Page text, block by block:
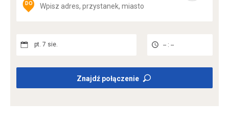
DO
pt. 7 sie. -- : --
Znajdź połączenie